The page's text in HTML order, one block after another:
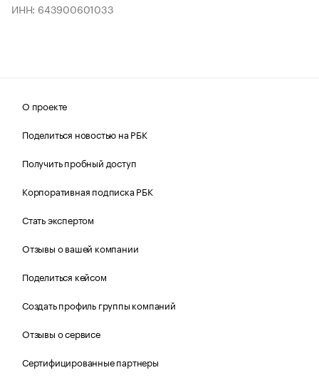
ИНН: 643900601033
О проекте
Поделиться новостью на РБК
Получить пробный доступ
Корпоративная подписка РБК
Стать экспертом
Отзывы о вашей компании
Поделиться кейсом
Создать профиль группы компаний
Отзывы о сервисе
Сертифицированные партнеры